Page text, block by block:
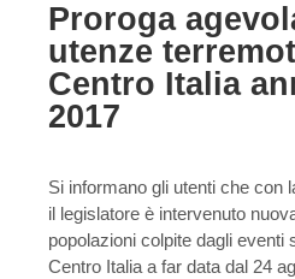
Proroga
utenze
Centro Italia
2017
Si informano gli utenti che con
il legislatore è intervenuto
popolazioni colpite dagli eventi
Centro Italia a far data dal 24